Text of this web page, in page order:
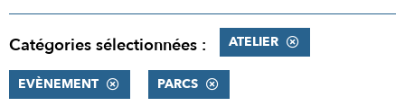
Catégories sélectionnées : ATELIER
EVÈNEMENT PARCS